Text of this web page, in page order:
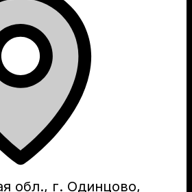
обл., г. Одинцово,